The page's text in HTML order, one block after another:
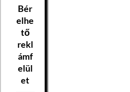
Bér
elhe
tő
rekl
ámf
elül
et